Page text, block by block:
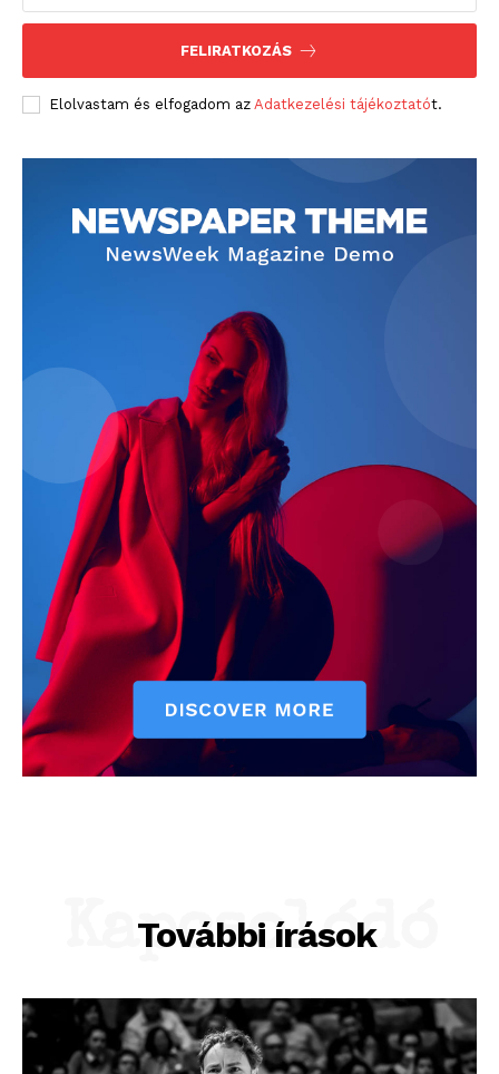
FELIRATKOZÁS
Elolvastam és elfogadom az Adatkezelési tájékoztatót.
További írások
Kapcsolódó